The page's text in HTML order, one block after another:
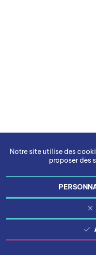
Notre site utilise des
proposer des